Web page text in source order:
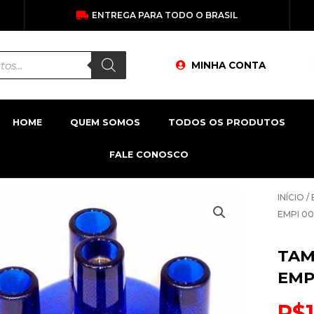
ENTREGA PARA TODO O BRASIL
MINHA CONTA
HOME QUEM SOMOS TODOS OS PRODUTOS
FALE CONOSCO
INÍCIO /
EMPI